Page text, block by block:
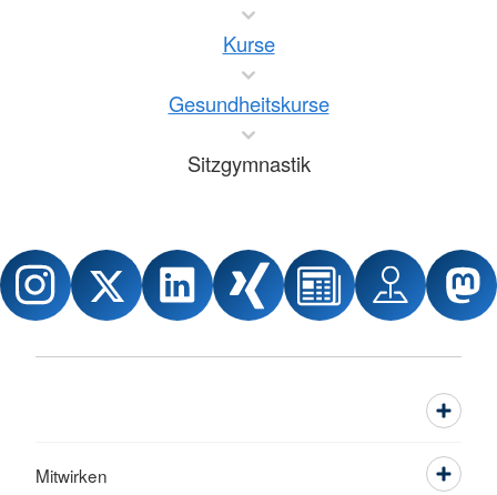
Kurse
Gesundheitskurse
Sitzgymnastik
Mitwirken